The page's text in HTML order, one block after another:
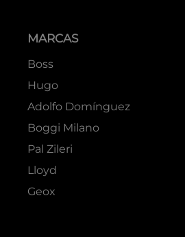
MARCAS
Boss
Hugo
Adolfo Domínguez
Boggi Milano
Pal Zileri
Lloyd
Geox